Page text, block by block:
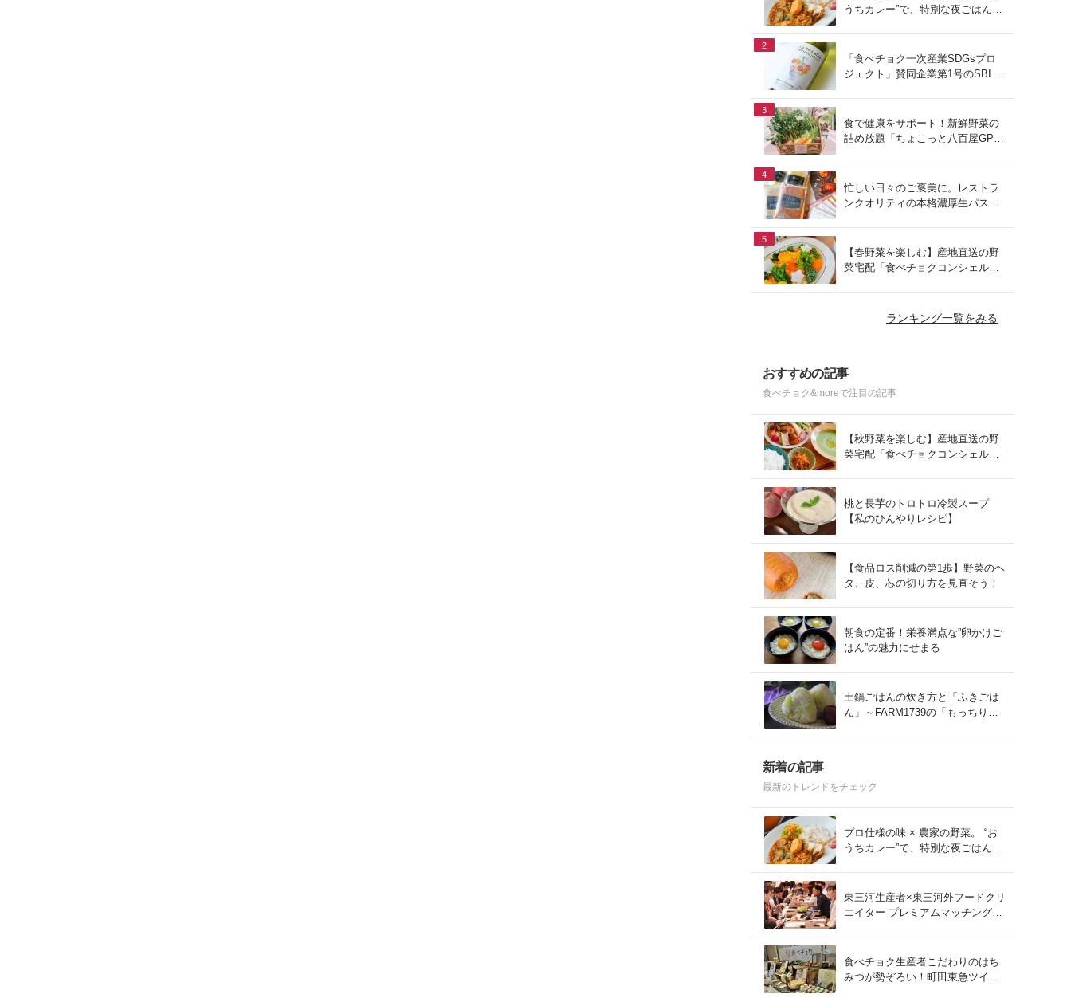
うちカレー”で、特別な夜ごはん
2
「食べチョク一次産業SDGsプロ
ジェクト」賛同企業第1号のSBI F
3
食で健康をサポート！新鮮野菜の
詰め放題「ちょこっと八百屋GP
4
忙しい日々のご褒美に。レストラ
ンクオリティの本格濃厚生パスタ
5
【春野菜を楽しむ】産地直送の野
菜宅配「食べチョクコンシェルジ
ランキング一覧をみる
おすすめの記事
食べチョク&moreで注目の記事
【秋野菜を楽しむ】産地直送の野
菜宅配「食べチョクコンシェルジ
桃と長芋のトロトロ冷製スープ
【私のひんやりレシピ】
【食品ロス削減の第1歩】野菜のヘ
タ、皮、芯の切り方を見直そう！
朝食の定番！栄養満点な”卵かけご
はん”の魅力にせまる
土鍋ごはんの炊き方と「ふきごは
ん」～FARM1739の「もっちりコ
新着の記事
最新のトレンドをチェック
プロ仕様の味 × 農家の野菜。 “お
うちカレー”で、特別な夜ごはん
東三河生産者×東三河外フードクリ
エイター プレミアムマッチング会
食べチョク生産者こだわりのはち
みつが勢ぞろい！町田東急ツイン